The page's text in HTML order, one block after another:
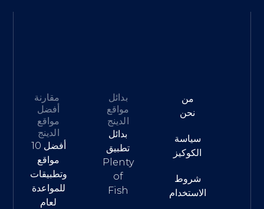
من
نحن
سياسة
الكوكيز
شروط
الاستخدام
بدائل
مواقع
الدينج
بدائل
تطبيق
Plenty
of
Fish
مقارنة
أفضل
مواقع
الدينج
أفضل 10
مواقع
وتطبيقات
للمواعدة
لعام